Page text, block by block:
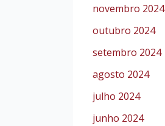
novembro 2024
outubro 2024
setembro 2024
agosto 2024
julho 2024
junho 2024